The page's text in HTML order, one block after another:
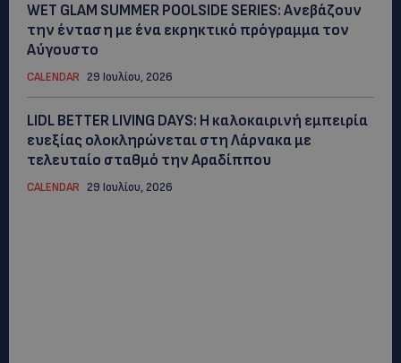
WET GLAM SUMMER POOLSIDE SERIES: Ανεβάζουν
την ένταση με ένα εκρηκτικό πρόγραμμα τον
Αύγουστο
CALENDAR 29 Ιουλίου, 2026
LIDL BETTER LIVING DAYS: Η καλοκαιρινή εμπειρία
ευεξίας ολοκληρώνεται στη Λάρνακα με
τελευταίο σταθμό την Αραδίππου
CALENDAR 29 Ιουλίου, 2026